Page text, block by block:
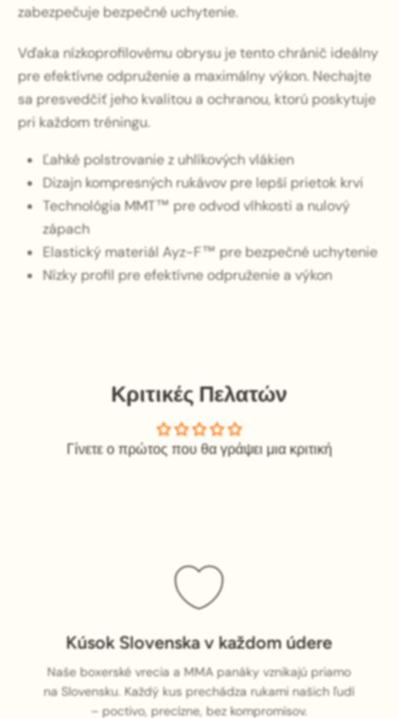
zabezpečuje bezpečné uchytenie.
Vďaka nízkoprofilovému obrysu je tento chránič ideálny
pre efektívne odpruženie a maximálny výkon. Nechajte
sa presvedčiť jeho kvalitou a ochranou, ktorú poskytuje
pri každom tréningu.
Ľahké polstrovanie z uhlíkových vlákien
Dizajn kompresných rukávov pre lepší prietok krvi
Technológia MMT™ pre odvod vlhkosti a nulový
zápach
Elastický materiál Ayz-F™ pre bezpečné uchytenie
Nízky profil pre efektívne odpruženie a výkon
Κριτικές Πελατών
Γίνετε ο πρώτος που θα γράψει μια κριτική
Kúsok Slovenska v každom údere
Naše boxerské vrecia a MMA panáky vznikajú priamo
na Slovensku. Každý kus prechádza rukami našich ľudí
– poctivo, precízne, bez kompromisov.